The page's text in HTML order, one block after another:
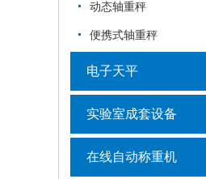
动态轴重秤
便携式轴重秤
电子天平
实验室成套设备
在线自动称重机